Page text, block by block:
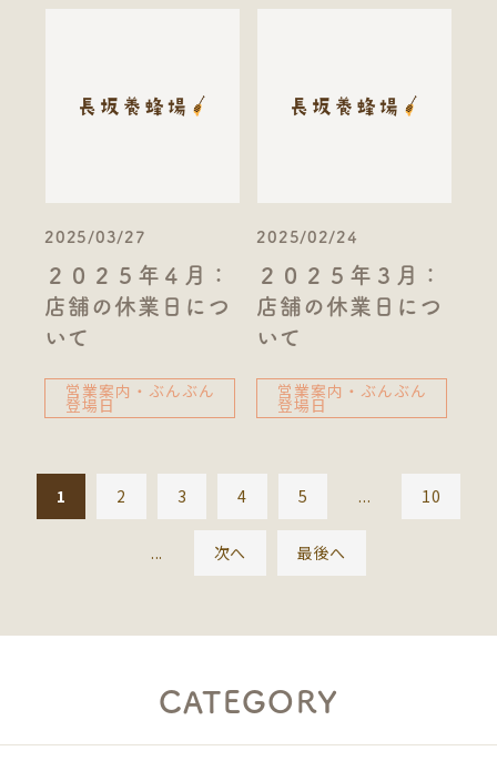
2025/03/27
２０２５年４月：
店舗の休業日につ
いて
営業案内・ぶんぶん
登場日
2025/02/24
２０２５年３月：
店舗の休業日につ
いて
営業案内・ぶんぶん
登場日
1 2 3 4 5 ... 10
... 次へ 最後へ
CATEGORY